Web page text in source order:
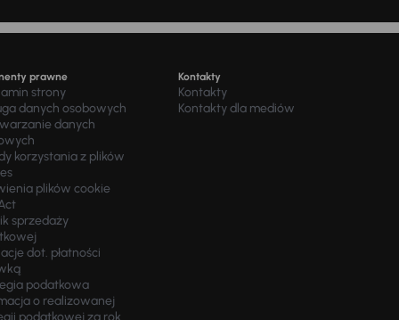
prawne
strony
danych osobowych
danych
korzystania z plików
plików cookie
sprzedaży
dot. płatności
podatkowa
o realizowanej
podatkowej za rok
Kontakty
Kontakty
Kontakty dla mediów